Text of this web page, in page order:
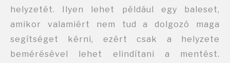
helyzetét. Ilyen lehet például egy baleset,
amikor valamiért nem tud a dolgozó maga
segítséget kérni, ezért csak a helyzete
bemérésével lehet elindítani a mentést.